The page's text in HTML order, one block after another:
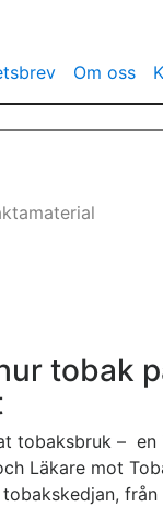
Om oss
tobak
tobaksbruk –
Läkare mot